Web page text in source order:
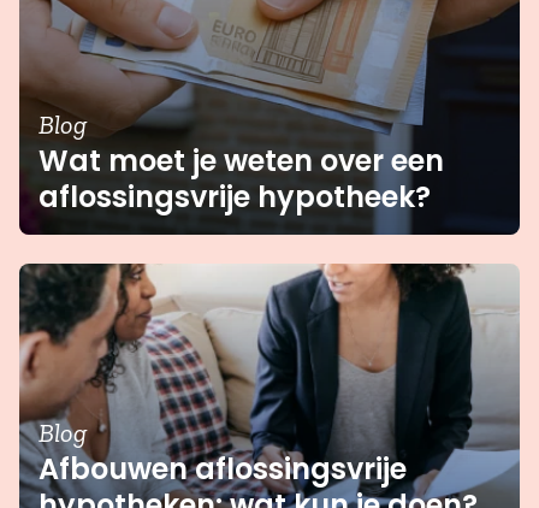
Blog
Wat moet je weten over een
aflossingsvrije hypotheek?
Blog
Afbouwen aflossingsvrije